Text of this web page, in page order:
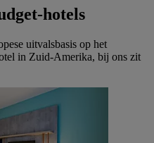
hotels
uitvalsbasis op het
in Zuid-Amerika, bij ons zit